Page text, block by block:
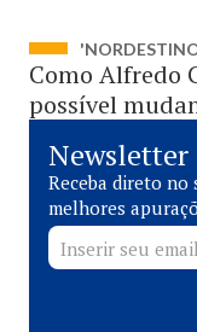
Como Alfredo
possível
Newsletter
Receba direto no
melhores